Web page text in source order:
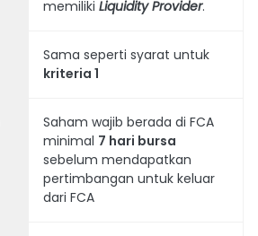
memiliki Liquidity Provider.
Sama seperti syarat untuk
kriteria 1
Saham wajib berada di FCA
minimal 7 hari bursa
sebelum mendapatkan
pertimbangan untuk keluar
dari FCA